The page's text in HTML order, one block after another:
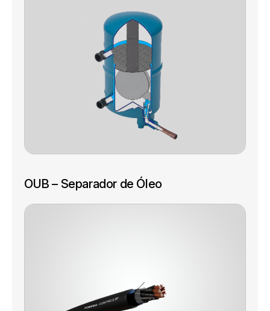
OUB – Separador de Óleo